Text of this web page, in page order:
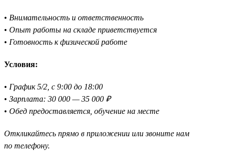
• Внимательность и ответственность
• Опыт работы на складе приветствуется
• Готовность к физической работе
Условия:
• График 5/2, с 9:00 до 18:00
• Зарплата: 30 000 — 35 000 ₽
• Обед предоставляется, обучение на месте
Откликайтесь прямо в приложении или звоните нам
по телефону.